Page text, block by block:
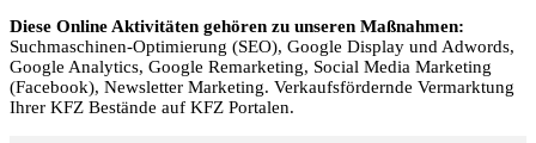
Diese Online Aktivitäten gehören zu unseren Maßnahmen:
Suchmaschinen-Optimierung (SEO), Google Display und Adwords,
Google Analytics, Google Remarketing, Social Media Marketing
(Facebook), Newsletter Marketing. Verkaufsfördernde Vermarktung
Ihrer KFZ Bestände auf KFZ Portalen.